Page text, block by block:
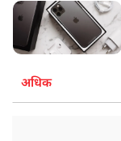
अधिक